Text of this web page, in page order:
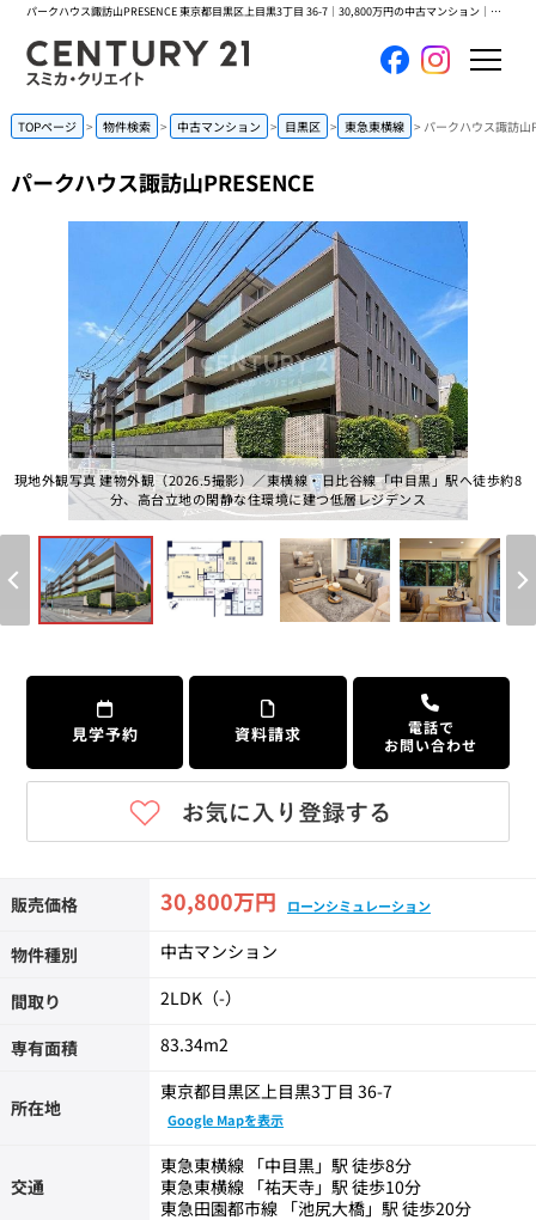
パークハウス諏訪山PRESENCE 東京都目黒区上目黒3丁目 36-7｜30,800万円の中古マンション｜センチュリー21スミカ・クリエイト
ホーム
当社について
買いたい
売りたい
コンテンツ
採用情報
会員メニュー
個人情報保護の取扱い 会員規約 サイトマップ
TOPページ 物件検索 中古マンション 目黒区 東急東横線 パークハウス諏訪山
パークハウス諏訪山PRESENCE
現地外観写真 建物外観（2026.5撮影）／東横線・日比谷線「中目黒」駅へ徒歩約8
分、高台立地の閑静な住環境に建つ低層レジデンス
見学予約 資料請求
電話で
お問い合わせ
販売価格 30,800万円 ローンシミュレーション
物件種別 中古マンション
間取り 2LDK（-）
専有面積 83.34m2
所在地
東京都目黒区上目黒3丁目 36-7
Google Mapを表示
交通
東急東横線 「中目黒」駅 徒歩8分
東急東横線 「祐天寺」駅 徒歩10分
東急田園都市線 「池尻大橋」駅 徒歩20分